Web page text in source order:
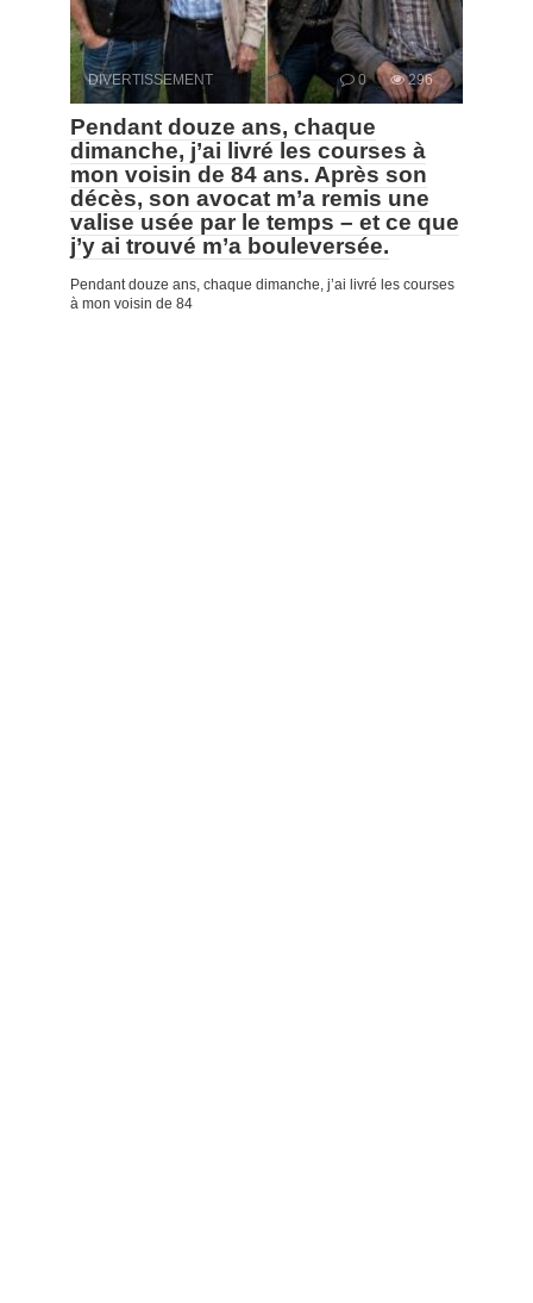
DIVERTISSEMENT 0 296
Pendant douze ans, chaque
dimanche, j’ai livré les courses à
mon voisin de 84 ans. Après son
décès, son avocat m’a remis une
valise usée par le temps – et ce que
j’y ai trouvé m’a bouleversée.
Pendant douze ans, chaque dimanche, j’ai livré les courses
à mon voisin de 84